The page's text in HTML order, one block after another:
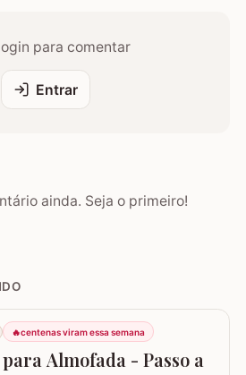
para comentar
Entrar
ainda. Seja o primeiro!
🔥centenas viram essa semana
Almofada - Passo a